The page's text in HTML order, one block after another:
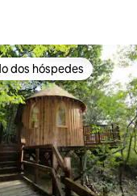
dos hóspedes
dos hóspedes